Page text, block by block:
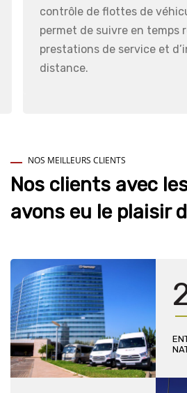
contrôle de flottes de
permet de suivre en temps
prestations de service et
distance.
NOS MEILLEURS CLIENTS
Nos clients avec
avons eu le plaisir